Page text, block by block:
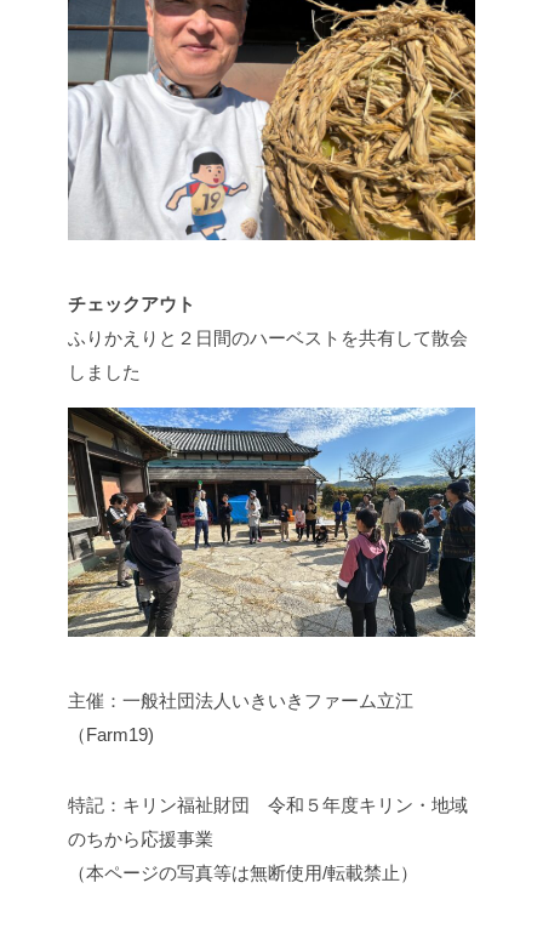
チェックアウト
ふりかえりと２日間のハーベストを共有して散会
しました
主催：一般社団法人いきいきファーム立江
（Farm19)
特記：キリン福祉財団 令和５年度キリン・地域
のちから応援事業
（本ページの写真等は無断使用/転載禁止）